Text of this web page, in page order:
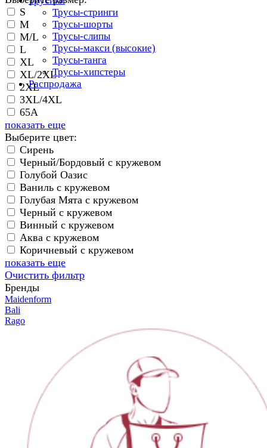
Трусы-стринги
Трусы-шорты
Трусы-слипы
Трусы-макси (высокие)
Трусы-танга
Трусы-хипстеры
Распродажа
S
M
M/L
L
XL
XL/2XL
2XL
3XL/4XL
65A
показать еще
Выберите цвет:
Сирень
Черный/Бордовый с кружевом
Голубой Оазис
Ваниль с кружевом
Голубая Мята с кружевом
Черный с кружевом
Винный с кружевом
Аква с кружевом
Коричневый с кружевом
показать еще
Очистить фильтр
Бренды
Maidenform
Bali
Rago